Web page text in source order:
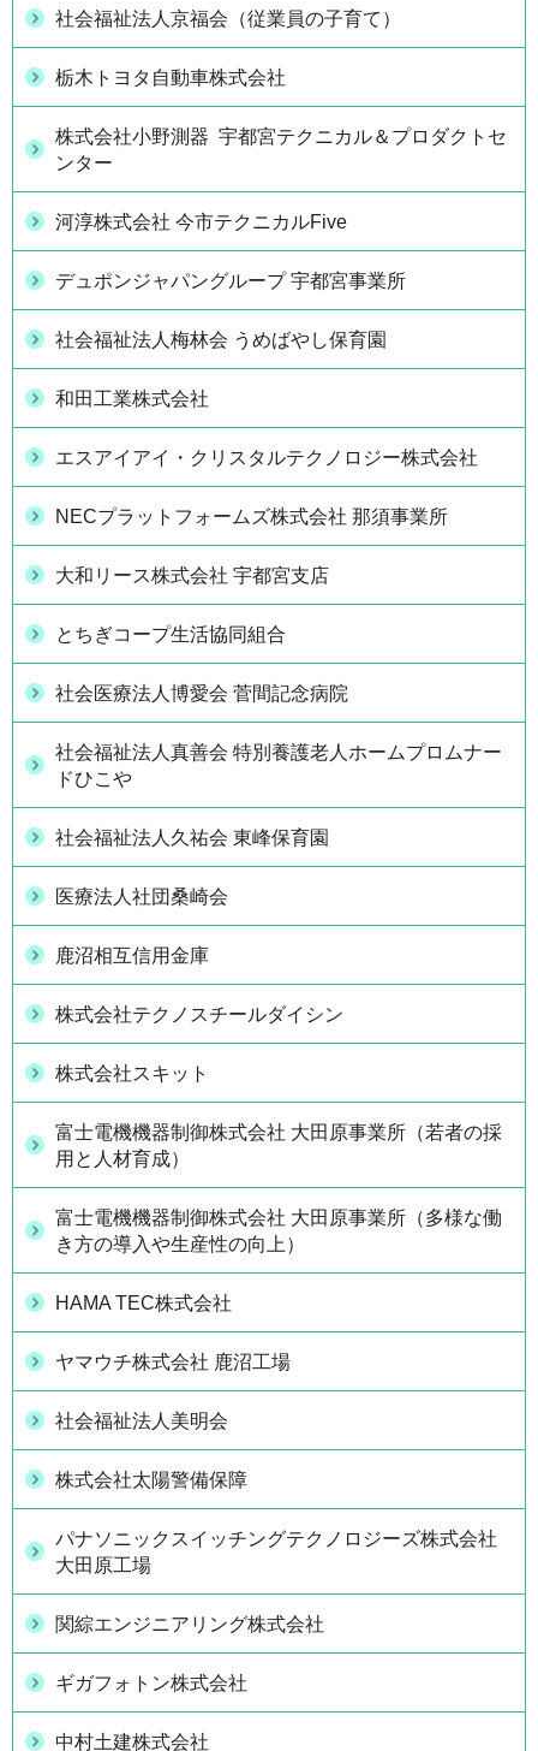
社会福祉法人京福会（従業員の子育て）
栃木トヨタ自動車株式会社
株式会社小野測器 宇都宮テクニカル＆プロダクトセ
ンター
河淳株式会社 今市テクニカルFive
デュポンジャパングループ 宇都宮事業所
社会福祉法人梅林会 うめばやし保育園
和田工業株式会社
エスアイアイ・クリスタルテクノロジー株式会社
NECプラットフォームズ株式会社 那須事業所
大和リース株式会社 宇都宮支店
とちぎコープ生活協同組合
社会医療法人博愛会 菅間記念病院
社会福祉法人真善会 特別養護老人ホームプロムナー
ドひこや
社会福祉法人久祐会 東峰保育園
医療法人社団桑崎会
鹿沼相互信用金庫
株式会社テクノスチールダイシン
株式会社スキット
富士電機機器制御株式会社 大田原事業所（若者の採
用と人材育成）
富士電機機器制御株式会社 大田原事業所（多様な働
き方の導入や生産性の向上）
HAMA TEC株式会社
ヤマウチ株式会社 鹿沼工場
社会福祉法人美明会
株式会社太陽警備保障
パナソニックスイッチングテクノロジーズ株式会社
大田原工場
関綜エンジニアリング株式会社
ギガフォトン株式会社
中村土建株式会社